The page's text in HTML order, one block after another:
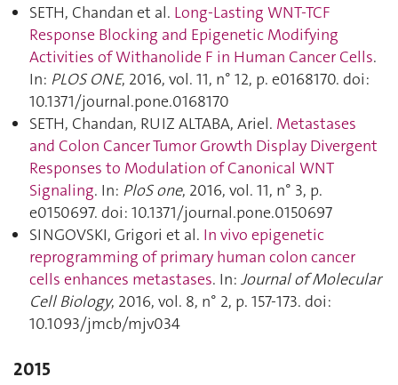
SETH, Chandan et al. Long-Lasting WNT-TCF
Response Blocking and Epigenetic Modifying
Activities of Withanolide F in Human Cancer Cells.
In: PLOS ONE, 2016, vol. 11, n° 12, p. e0168170. doi:
10.1371/journal.pone.0168170
SETH, Chandan, RUIZ ALTABA, Ariel. Metastases
and Colon Cancer Tumor Growth Display Divergent
Responses to Modulation of Canonical WNT
Signaling. In: PloS one, 2016, vol. 11, n° 3, p.
e0150697. doi: 10.1371/journal.pone.0150697
SINGOVSKI, Grigori et al. In vivo epigenetic
reprogramming of primary human colon cancer
cells enhances metastases. In: Journal of Molecular
Cell Biology, 2016, vol. 8, n° 2, p. 157‑173. doi:
10.1093/jmcb/mjv034
2015